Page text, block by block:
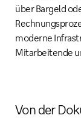
über Bargeld
moderne
Mitarbeitende
Von der